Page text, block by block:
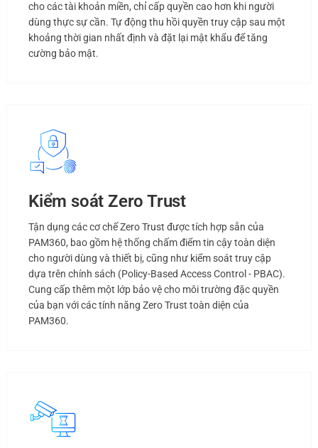
cho các tài khoản miền, chỉ cấp quyền cao hơn khi người
dùng thực sự cần. Tự động thu hồi quyền truy cập sau một
khoảng thời gian nhất định và đặt lại mật khẩu để tăng
cường bảo mật.
Kiểm soát Zero Trust
Tận dụng các cơ chế Zero Trust được tích hợp sẵn của
PAM360, bao gồm hệ thống chấm điểm tin cậy toàn diện
cho người dùng và thiết bị, cũng như kiểm soát truy cập
dựa trên chính sách (Policy-Based Access Control - PBAC).
Cung cấp thêm một lớp bảo vệ cho môi trường đặc quyền
của bạn với các tính năng Zero Trust toàn diện của
PAM360.